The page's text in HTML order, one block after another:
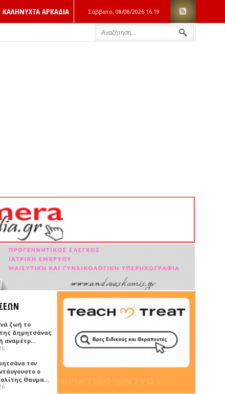
ΚΑΛΗΝΥΧΤΑ ΑΡΚΑΔΙΑ Σάββατο, 08/08/2026 16:19
ζωή το
Δημητσάνας
αναμέτρ…
τον
ο
Θαυμα…